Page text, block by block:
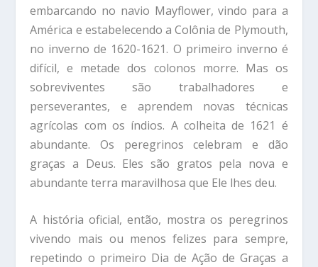
embarcando no navio Mayflower, vindo para a
América e estabelecendo a Colônia de Plymouth,
no inverno de 1620-1621. O primeiro inverno é
difícil, e metade dos colonos morre. Mas os
sobreviventes são trabalhadores e
perseverantes, e aprendem novas técnicas
agrícolas com os índios. A colheita de 1621 é
abundante. Os peregrinos celebram e dão
graças a Deus. Eles são gratos pela nova e
abundante terra maravilhosa que Ele lhes deu.
A história oficial, então, mostra os peregrinos
vivendo mais ou menos felizes para sempre,
repetindo o primeiro Dia de Ação de Graças a